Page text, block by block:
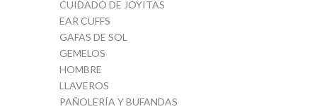
CUIDADO DE JOYITAS
EAR CUFFS
GAFAS DE SOL
GEMELOS
HOMBRE
LLAVEROS
PAÑOLERÍA Y BUFANDAS